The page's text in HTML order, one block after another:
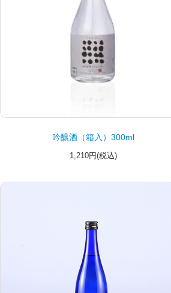
吟醸酒（箱入）300ml
1,210円(税込)